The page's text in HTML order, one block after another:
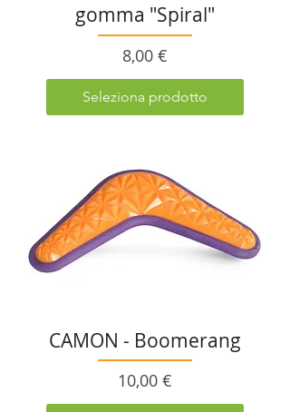
gomma "Spiral"
Prezzo
8,00 €
Seleziona prodotto
CAMON - Boomerang
Prezzo
10,00 €